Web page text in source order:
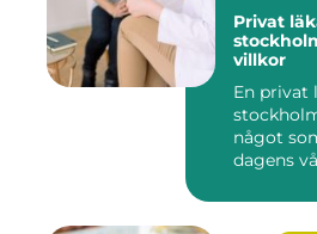
Privat
stockholm vård på
villkor
En privat
något
dagens